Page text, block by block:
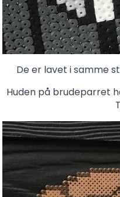
De er lavet i samme
Huden på brudeparret